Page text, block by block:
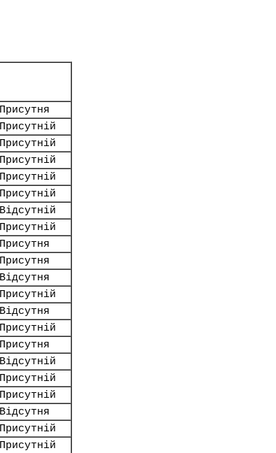
Присутня
Присутній
Присутній
Присутній
Присутній
Присутній
Відсутній
Присутній
Присутня
Присутня
Відсутня
Присутній
Відсутня
Присутній
Присутня
Відсутній
Присутній
Присутній
Відсутня
Присутній
Присутній